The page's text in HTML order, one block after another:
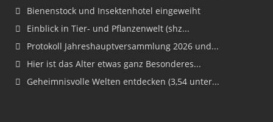
Bienenstock und Insektenhotel eingeweiht
Einblick in Tier- und Pflanzenwelt (shz...
Protokoll Jahreshauptversammlung 2026 und...
Hier ist das Alter etwas ganz Besonderes...
Geheimnisvolle Welten entdecken (3,54 unter...